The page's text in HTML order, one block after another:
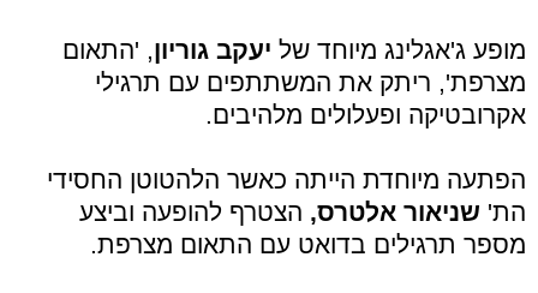
מופע ג'אגלינג מיוחד של יעקב גוריון, 'התאום
מצרפת', ריתק את המשתתפים עם תרגילי
אקרובטיקה ופעלולים מלהיבים.
הפתעה מיוחדת הייתה כאשר הלהטוטן החסידי
הת' שניאור אלטרס, הצטרף להופעה וביצע
מספר תרגילים בדואט עם התאום מצרפת.